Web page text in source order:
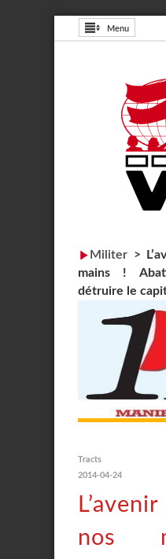
Menu
Militer >
mains !
détruire le
Tracts
2014-04-24
nos